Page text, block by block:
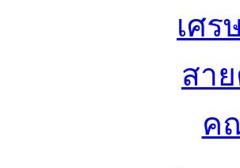
เศร
สา
ค